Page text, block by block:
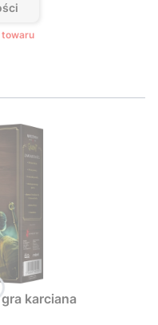
towaru
karciana